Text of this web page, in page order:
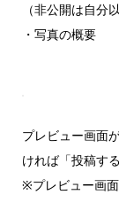
（非公開は自分
・写真の概要
プレビュー画面
ければ「投稿す
※プレビュー画面